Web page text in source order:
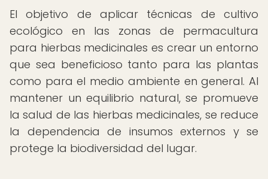
El objetivo de aplicar técnicas de cultivo
ecológico en las zonas de permacultura
para hierbas medicinales es crear un entorno
que sea beneficioso tanto para las plantas
como para el medio ambiente en general. Al
mantener un equilibrio natural, se promueve
la salud de las hierbas medicinales, se reduce
la dependencia de insumos externos y se
protege la biodiversidad del lugar.